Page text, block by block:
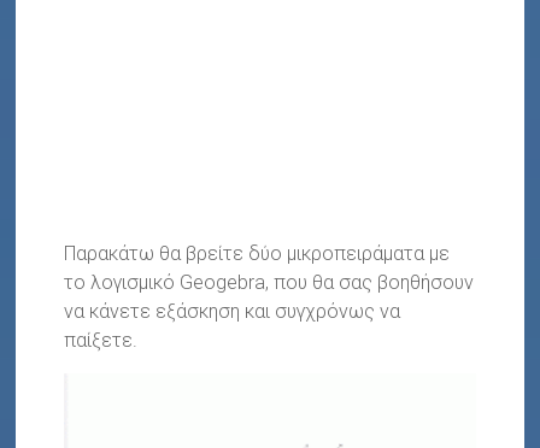
Παρακάτω θα βρείτε δύο μικροπειράματα με
το λογισμικό Geogebra, που θα σας βοηθήσουν
να κάνετε εξάσκηση και συγχρόνως να
παίξετε.